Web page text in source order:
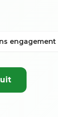
engagement